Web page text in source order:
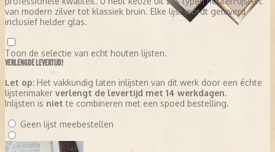
van modern zilver tot klassiek bruin. Elke lijst wordt geleverd
inclusief helder glas.
Toon de selectie van echt houten lijsten.
VERLENGDE LEVERTIJD!
Let op: Het vakkundig laten inlijsten van dit werk door een échte
lijstenmaker verlengt de levertijd met 14 werkdagen.
Inlijsten is niet te combineren met een spoed bestelling.
Geen lijst meebestellen